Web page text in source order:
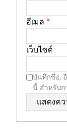
อีเมล *
เว็บไซต์
บันทึกชื่อ,
นี้ สำหรับก